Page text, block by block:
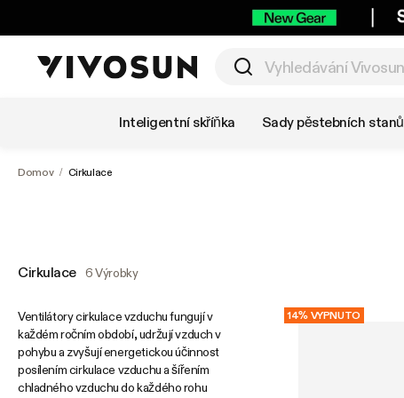
Inteligentní skříňka Sady pěstebních stanů
Domov / Cirkulace
Cirkulace 6 Výrobky
Ventilátory cirkulace vzduchu fungují v
každém ročním období, udržují vzduch v
pohybu a zvyšují energetickou účinnost
posílením cirkulace vzduchu a šířením
chladného vzduchu do každého rohu
14% VYPNUTO